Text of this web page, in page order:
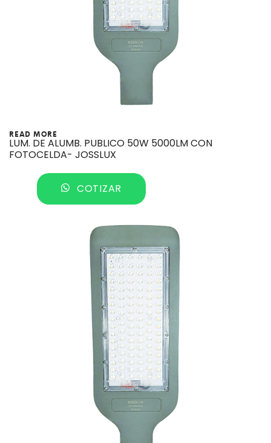
READ MORE
LUM. DE ALUMB. PUBLICO 50W 5000LM CON
FOTOCELDA- JOSSLUX
COTIZAR